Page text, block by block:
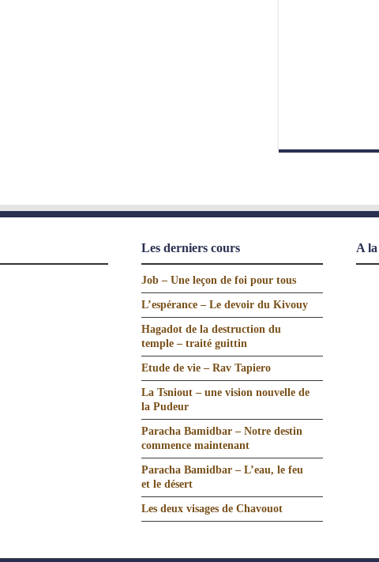
Les derniers cours
Job – Une leçon de foi pour tous
L’espérance – Le devoir du Kivouy
Hagadot de la destruction du
temple – traité guittin
Etude de vie – Rav Tapiero
La Tsniout – une vision nouvelle de
la Pudeur
Paracha Bamidbar – Notre destin
commence maintenant
Paracha Bamidbar – L’eau, le feu
et le désert
Les deux visages de Chavouot
A